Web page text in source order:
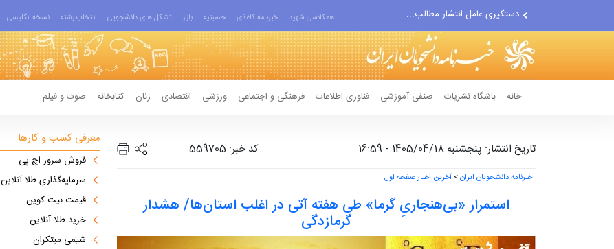
مواضع مزدوران سعودی را با...
ضربه مغزی بیش از ۷۰۰ نظامی...
همکلاسی شهید خبرنامه کاغذی حسینیه بازار تشکل های دانشجویی انتخاب رشته نسخه انگلیسی
خانه باشگاه نشریات صنفی آموزشی فناوری اطلاعات فرهنگی و اجتماعی ورزشی اقتصادی زنان کتابخانه صوت و فیلم
تاریخ انتشار: پنجشنبه 1405/04/18 - 16:59 کد خبر: 559705
خبرنامه دانشجویان ایران> آخرین اخبار صفحه اول
استمرار «بی‌هنجاریِ گرما» طی هفته آتی در اغلب استان‌ها/ هشدار
گرمازدگی
معرفی کسب و کارها
فروش سرور اچ پی
سرمایه‌گذاری طلا آنلاین
قیمت بیت کوین
خرید طلا آنلاین
شیمی مبتکران